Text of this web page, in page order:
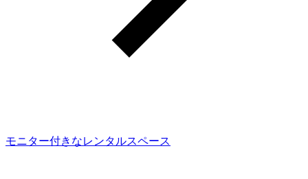
モニター付きなレンタルスペース